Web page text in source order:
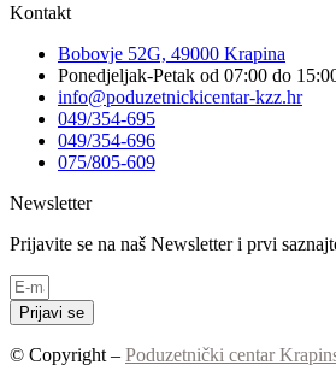
Kontakt
Bobovje 52G, 49000 Krapina
Ponedjeljak-Petak od 07:00 do
info@poduzetnickicentar-kzz.hr
049/354-695
049/354-696
075/805-609
Newsletter
Prijavite se na naš Newsletter i prvi
Prijavi se
© Copyright – Poduzetnički centar